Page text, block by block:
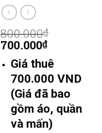
800.000₫
700.000₫
Giá thuê
700.000 VND
(Giá đã bao
gồm áo, quần
và mấn)